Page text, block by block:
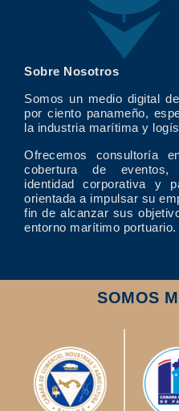
Sobre Nosotros
Somos un medio digital
por ciento panameño,
la industria marítima y
Ofrecemos consultoría
cobertura de
identidad corporativa y
orientada a impulsar su
fin de alcanzar sus
entorno marítimo portuario.
SOMOS